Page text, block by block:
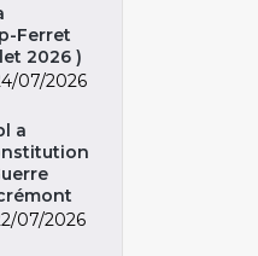
Ferret
2026 )
07/2026
a
07/2026